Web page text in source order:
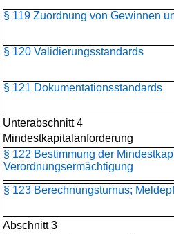
§ 119 Zuordnung von Gewinnen
§ 120 Validierungsstandards
§ 121 Dokumentationsstandards
Unterabschnitt 4
Mindestkapitalanforderung
§ 122 Bestimmung der
Verordnungsermächtigung
§ 123 Berechnungsturnus;
Abschnitt 3